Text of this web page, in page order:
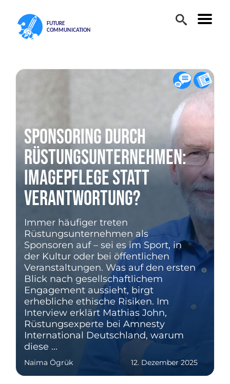
Sponsoring durch
Rüstungsunternehmen:
Imagepflege statt
Verantwortung?
Immer häufiger treten
Rüstungsunternehmen als
Sponsoren auf – sei es im Sport, in
der Kultur oder bei öffentlichen
Veranstaltungen. Was auf den ersten
Blick nach gesellschaftlichem
Engagement aussieht, birgt
erhebliche ethische Risiken. Im
Interview erklärt Mathias John,
Rüstungsexperte bei Amnesty
International Deutschland, warum
diese ...
Naima Ögrük 12. Dezember 2025